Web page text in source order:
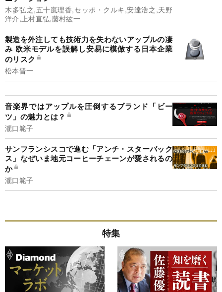
木多弘之,五十嵐理香,セッポ・クルキ,安達浩之,天野
洋介,上村直弘,藤村紘一
製造を外注しても技術力を失わないアップルの凄
み 欧米モデルを誤解し安易に模倣する日本企業
のリスク
松本晋一
音楽界ではアップルを圧倒するブランド「ビー
ツ」の魅力とは？
瀧口範子
サンフランシスコで進む「アンチ・スターバック
ス」なぜいま地元コーヒーチェーンが愛されるの
か
瀧口範子
特集